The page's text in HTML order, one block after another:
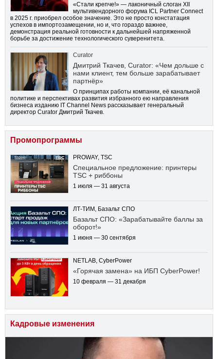
«Стали крепче!» — лаконичный слоган XII
мультивендорного форума ICL Partner Connect
в 2025 г. приобрел особое значение. Это не просто констатация
успехов в импортозамещении, но и, что гораздо важнее,
демонстрация реальной готовности к дальнейшей напряженной
борьбе за достижение технологического суверенитета.
Curator
Дмитрий Ткачев, Curator: «Чем дольше с
нами клиент, тем больше зарабатывает
партнёр»
О принципах работы компании, её канальной
политике и перспективах развития избранного ею направления
бизнеса изданию IT Channel News рассказывает генеральный
директор Curator Дмитрий Ткачев.
Промопрограммы
PROWAY, TSC
Специальное предложение: принтеры
TSC + риббоны
1 июля — 31 августа
ЛТ-ТИМ, Базальт СПО
Базальт СПО: «Зарабатывайте баллы за
оборот!»
1 июня — 30 сентября
NETLAB, CyberPower
«Горячая замена» на ИБП CyberPower!
10 февраля — 31 декабря
Кадровые изменения